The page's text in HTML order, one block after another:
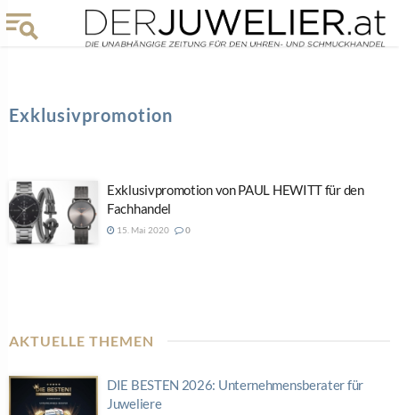
Exklusivpromotion
Exklusivpromotion von PAUL HEWITT für den
Fachhandel
15. Mai 2020 0
AKTUELLE THEMEN
DIE BESTEN 2026: Unternehmensberater für
Juweliere